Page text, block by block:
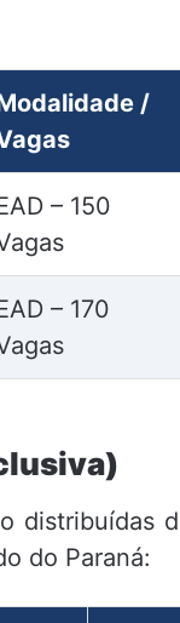
/
– 150
– 170
distribuídas
do Paraná: